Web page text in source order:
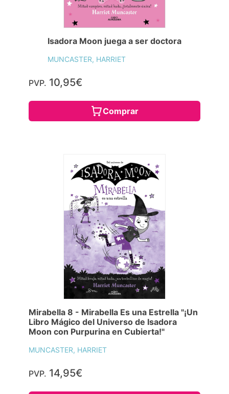
Isadora Moon juega a ser doctora
MUNCASTER, HARRIET
PVP. 10,95€
Comprar
Mirabella 8 - Mirabella Es una Estrella "¡Un
Libro Mágico del Universo de Isadora
Moon con Purpurina en Cubierta!"
MUNCASTER, HARRIET
PVP. 14,95€